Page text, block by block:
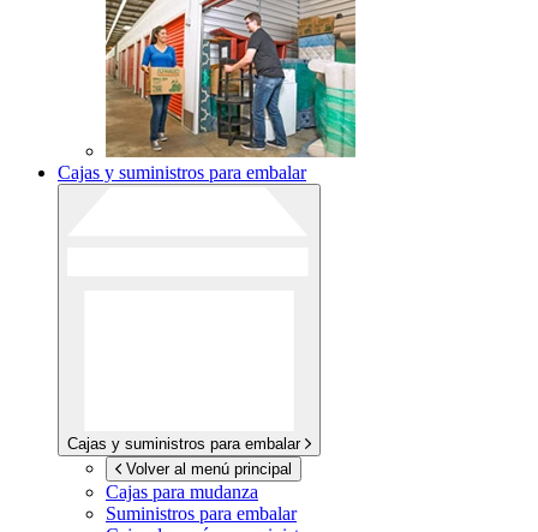
Cajas y suministros para embalar
Cajas y suministros para embalar
Volver al menú principal
Cajas para mudanza
Suministros para embalar